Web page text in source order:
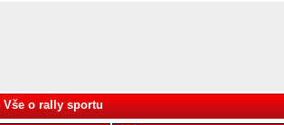
Vše o rally sportu